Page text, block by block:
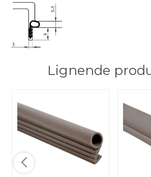
Lignende